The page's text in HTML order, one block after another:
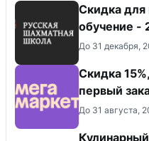
Скидка для
обучение -
До 31 декабря,
Скидка
первый
До 31 августа,